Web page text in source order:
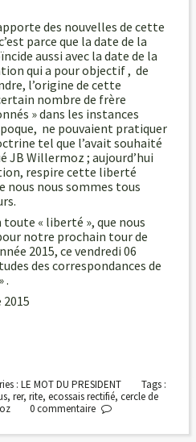
des nouvelles de cette
parce que la date de la
aussi avec la date de la
qui a pour objectif , de
l’origine de cette
nombre de frère
» dans les instances
ne pouvaient pratiquer
tel que l’avait souhaité
JB Willermoz ; aujourd’hui
respire cette liberté
nous nous sommes tous
toute « liberté », que nous
notre prochain tour de
2015, ce vendredi 06
des correspondances de
.
: LE MOT DU PRESIDENT
Tags :
, rer, rite, ecossais rectifié, cercle de
0commentaire